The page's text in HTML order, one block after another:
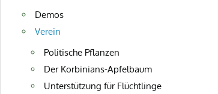
Demos
Verein
Politische Pflanzen
Der Korbinians-Apfelbaum
Unterstützung für Flüchtlinge